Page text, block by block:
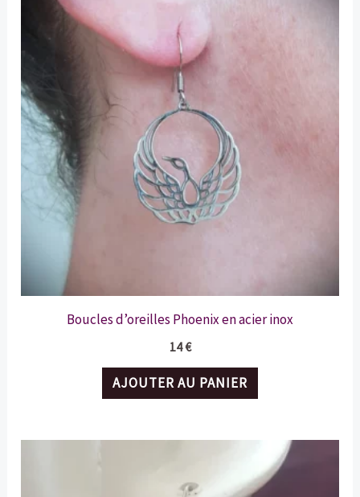
Boucles d’oreilles Phoenix en acier inox
14€
AJOUTER AU PANIER